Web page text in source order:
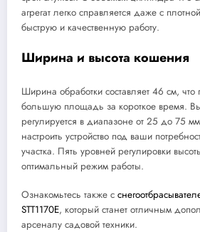
агрегат легко справляется даже с
быструю и качественную работу.
Ширина и высота кошения
Ширина обработки составляет 46 см, что
большую площадь за короткое время.
регулируется в диапазоне от 25 до 75
настроить устройство под ваши
участка. Пять уровней регулировки
оптимальный режим работы.
Ознакомьтесь также с
STT1170E, который станет отличным
арсеналу садовой техники.